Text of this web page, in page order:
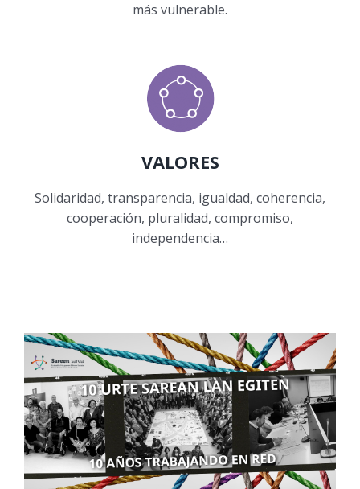
más vulnerable.
VALORES
Solidaridad, transparencia, igualdad, coherencia,
cooperación, pluralidad, compromiso,
independencia…